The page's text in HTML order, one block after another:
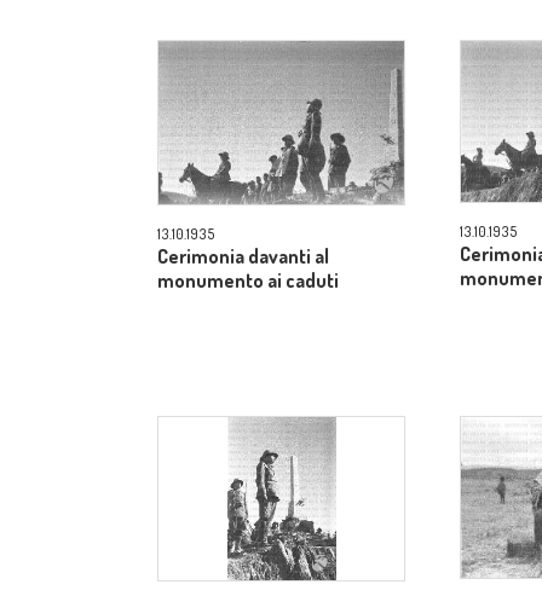
13.10.1935
Cerimonia davanti al
monumento ai caduti
13.10.1935